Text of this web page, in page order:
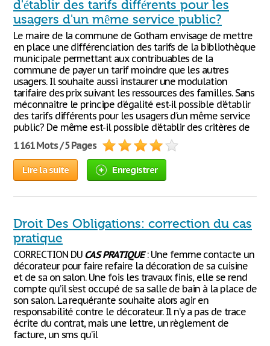
d'établir des tarifs différents pour les
usagers d'un même service public?
Le maire de la commune de Gotham envisage de mettre
en place une différenciation des tarifs de la bibliothèque
municipale permettant aux contribuables de la
commune de payer un tarif moindre que les autres
usagers. Il souhaite aussi instaurer une modulation
tarifaire des prix suivant les ressources des familles. Sans
méconnaitre le principe d'égalité est-il possible d'établir
des tarifs différents pour les usagers d'un même service
public? De même est-il possible d'établir des critères de
1 161 Mots / 5 Pages
Lire la suite Enregistrer
Droit Des Obligations: correction du cas
pratique
CORRECTION DU CAS PRATIQUE: Une femme contacte un
décorateur pour faire refaire la décoration de sa cuisine
et de sa on salon. Une fois les travaux finis, elle se rend
compte qu’il s’est occupé de sa salle de bain à la place de
son salon. La requérante souhaite alors agir en
responsabilité contre le décorateur. Il n’y a pas de trace
écrite du contrat, mais une lettre, un règlement de
facture, un sms qu’il